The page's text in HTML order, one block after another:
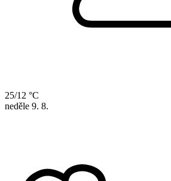
25/12 °C
neděle 9. 8.